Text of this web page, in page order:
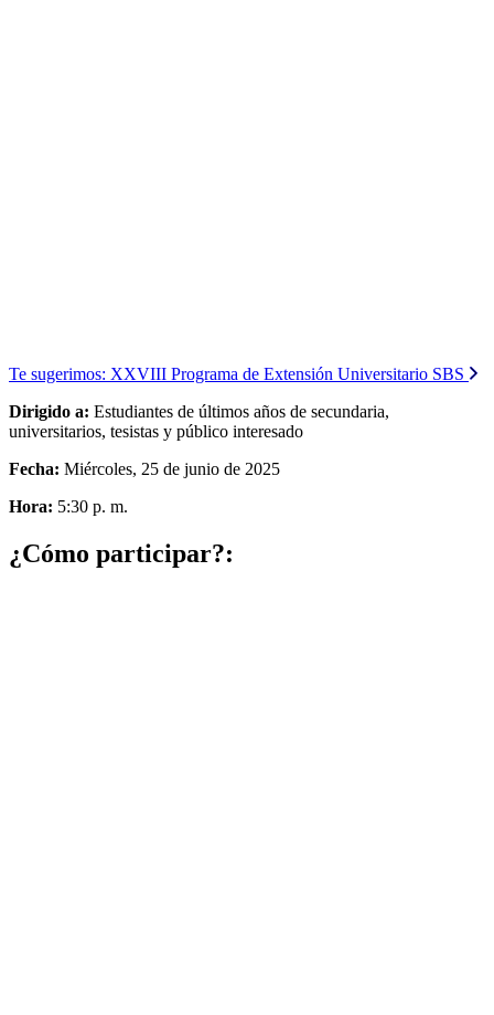
Te sugerimos: XXVIII Programa de Extensión Universitario SBS
Dirigido a: Estudiantes de últimos años de secundaria,
universitarios, tesistas y público interesado
Fecha: Miércoles, 25 de junio de 2025
Hora: 5:30 p. m.
¿Cómo participar?: